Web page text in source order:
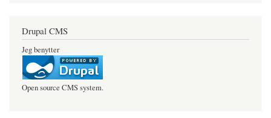
Drupal CMS
Jeg benytter
Open source CMS system.